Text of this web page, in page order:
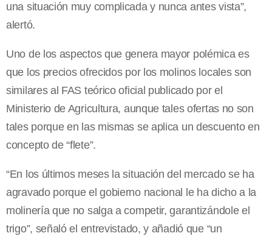
una situación muy complicada y nunca antes vista”,
alertó.
Uno de los aspectos que genera mayor polémica es
que los precios ofrecidos por los molinos locales son
similares al FAS teórico oficial publicado por el
Ministerio de Agricultura, aunque tales ofertas no son
tales porque en las mismas se aplica un descuento en
concepto de “flete”.
“En los últimos meses la situación del mercado se ha
agravado porque el gobierno nacional le ha dicho a la
molinería que no salga a competir, garantizándole el
trigo”, señaló el entrevistado, y añadió que “un